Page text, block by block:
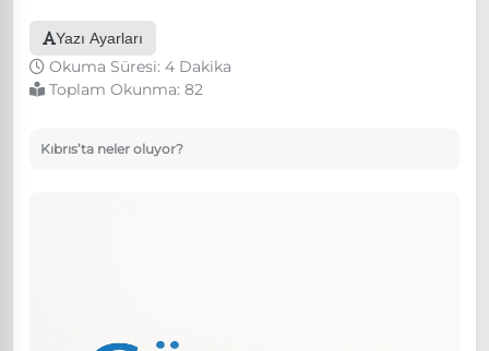
Yazı Ayarları
Okuma Süresi: 4 Dakika
Toplam Okunma: 82
Kıbrıs’ta neler oluyor?